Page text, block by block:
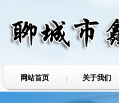
网站首页 关于我们